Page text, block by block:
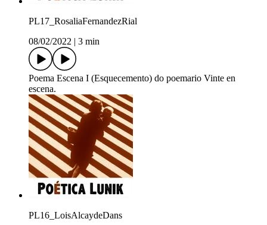
PL17_RosaliaFernandezRial
08/02/2022
3 min
Poema Escena I (Esquecemento) do poemario Vinte en
escena.
PL16_LoisAlcaydeDans